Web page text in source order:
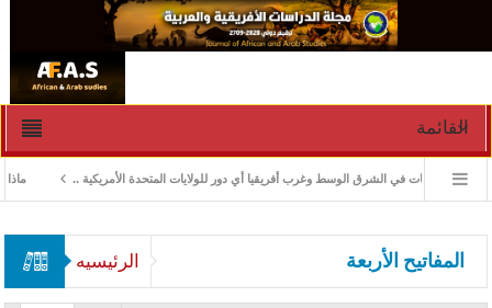
القائمة
ماذا ادارة الأزمات في الشرق الوسط وغرب أفريقيا أي دور للولايات المتحدة الأمريكية ..
الرئيسيه المفاتيح الأربعة